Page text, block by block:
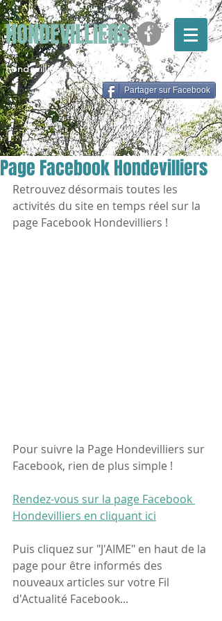
HONDEVILLIERS
hondevilliers@gmail.com
Partager sur Facebook
Page Facebook Hondevilliers
Retrouvez désormais toutes les
activités du site en temps réel sur la
page Facebook Hondevilliers !
Pour suivre la Page Hondevilliers sur
Facebook, rien de plus simple !
Rendez-vous sur la page Facebook
Hondevilliers en cliquant ici
Puis cliquez sur "J'AIME" en haut de la
page pour être informés des
nouveaux articles sur votre Fil
d'Actualité Facebook...